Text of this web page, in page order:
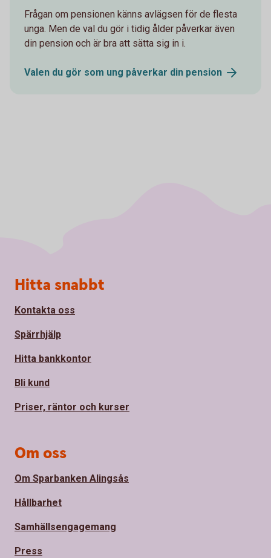
Frågan om pensionen känns avlägsen för de flesta
unga. Men de val du gör i tidig ålder påverkar även
din pension och är bra att sätta sig in i.
Valen du gör som ung påverkar din pension
Sidfot
Hitta snabbt
Kontakta oss
Spärrhjälp
Hitta bankkontor
Bli kund
Priser, räntor och kurser
Om oss
Om Sparbanken Alingsås
Hållbarhet
Samhällsengagemang
Press